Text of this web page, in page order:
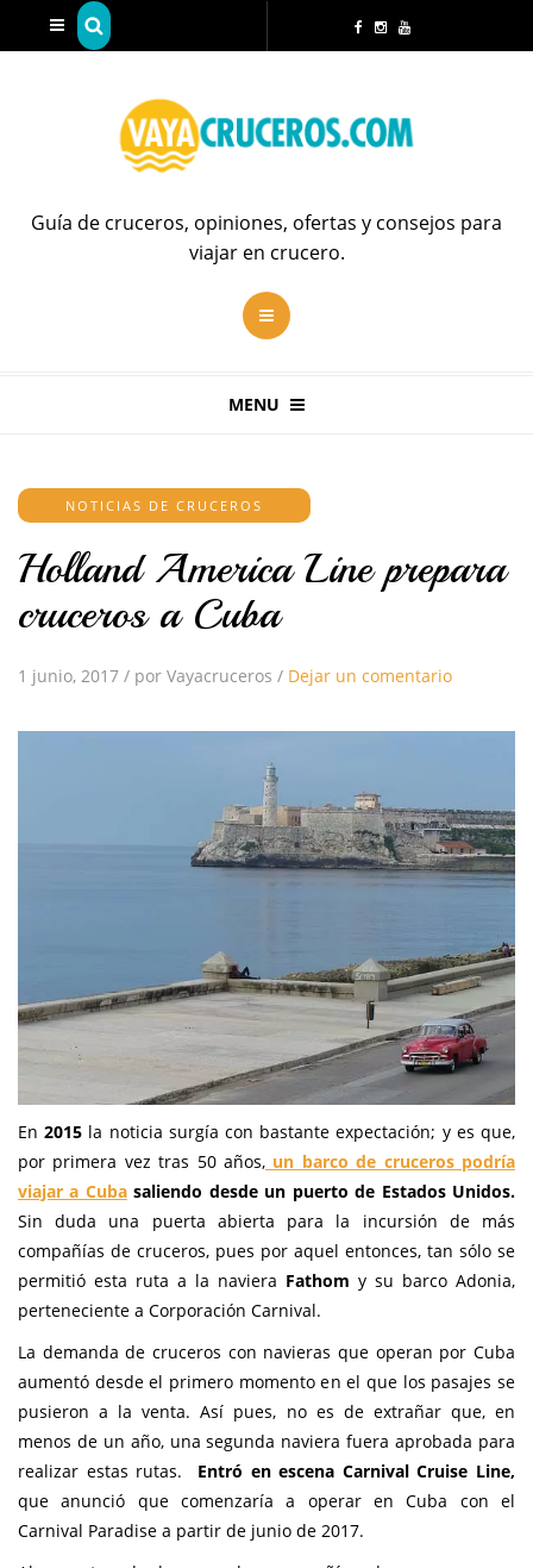
Guía de cruceros, opiniones, ofertas y consejos para
viajar en crucero.
MENU
NOTICIAS DE CRUCEROS
Holland America Line prepara
cruceros a Cuba
1 junio, 2017 / por Vayacruceros / Dejar un comentario
En2015 la noticia surgía con bastante expectación; y es que,
por primera vez tras 50 años, un barco de cruceros podría
viajar a Cubasaliendo desde un puerto de Estados Unidos.
Sin duda una puerta abierta para la incursión de más
compañías de cruceros, pues por aquel entonces, tan sólo se
permitió esta ruta a la naviera Fathom y su barco Adonia,
perteneciente a Corporación Carnival.
La demanda de cruceros con navieras que operan por Cuba
aumentó desde el primero momento en el que los pasajes se
pusieron a la venta. Así pues, no es de extrañar que, en
menos de un año, una segunda naviera fuera aprobada para
realizar estas rutas. Entró en escena Carnival Cruise Line,
que anunció que comenzaría a operar en Cuba con el
Carnival Paradise a partir de junio de 2017.